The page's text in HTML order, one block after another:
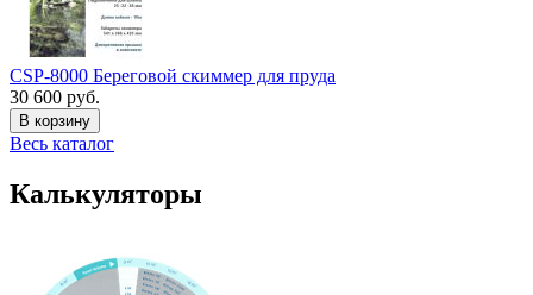
CSP-8000 Береговой скиммер для пруда
30 600 руб.
В корзину
Весь каталог
Калькуляторы